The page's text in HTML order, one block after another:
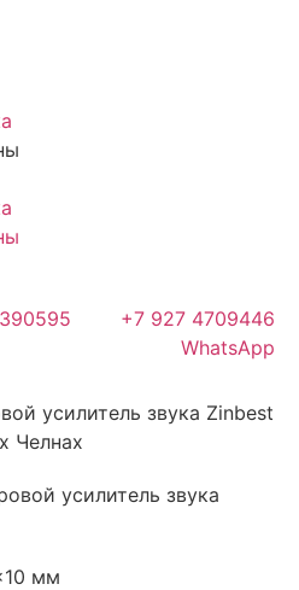
+7 927 4709446
WhatsApp
усилитель звука Zinbest
Челнах
мм